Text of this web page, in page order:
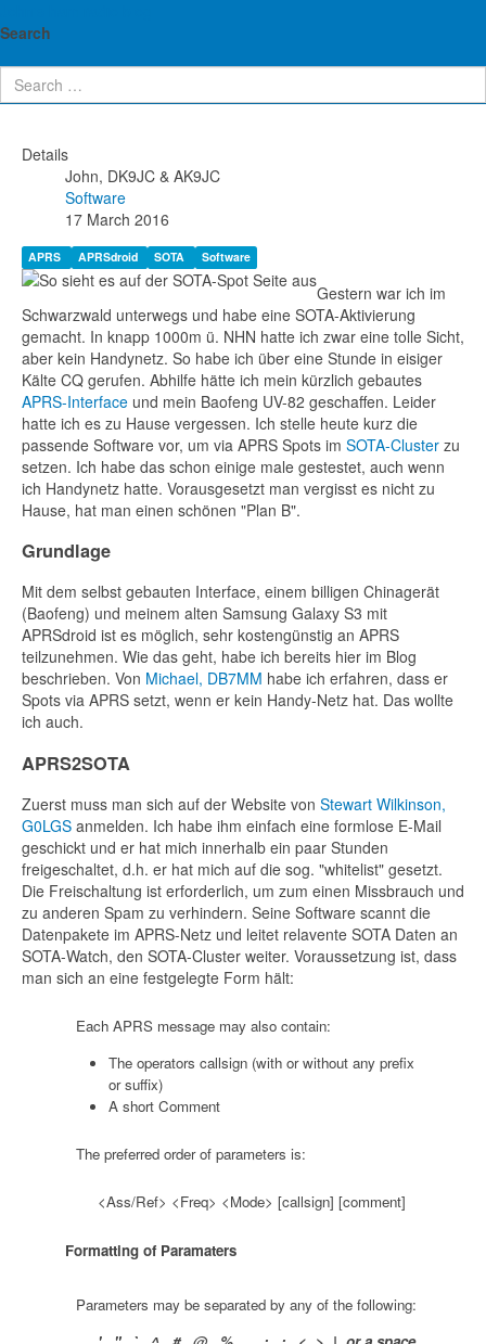
Search
APRS2SOTA: Spots im
Cluster via APRS
Details
John, DK9JC & AK9JC
Software
17 March 2016
APRS APRSdroid SOTA Software
Gestern war ich im
Schwarzwald unterwegs und habe eine SOTA-Aktivierung
gemacht. In knapp 1000m ü. NHN hatte ich zwar eine tolle Sicht,
aber kein Handynetz. So habe ich über eine Stunde in eisiger
Kälte CQ gerufen. Abhilfe hätte ich mein kürzlich gebautes
APRS-Interface und mein Baofeng UV-82 geschaffen. Leider
hatte ich es zu Hause vergessen. Ich stelle heute kurz die
passende Software vor, um via APRS Spots im SOTA-Cluster zu
setzen. Ich habe das schon einige male gestestet, auch wenn
ich Handynetz hatte. Vorausgesetzt man vergisst es nicht zu
Hause, hat man einen schönen "Plan B".
Grundlage
Mit dem selbst gebauten Interface, einem billigen Chinagerät
(Baofeng) und meinem alten Samsung Galaxy S3 mit
APRSdroid ist es möglich, sehr kostengünstig an APRS
teilzunehmen. Wie das geht, habe ich bereits hier im Blog
beschrieben. Von Michael, DB7MM habe ich erfahren, dass er
Spots via APRS setzt, wenn er kein Handy-Netz hat. Das wollte
ich auch.
APRS2SOTA
Zuerst muss man sich auf der Website von Stewart Wilkinson,
G0LGS anmelden. Ich habe ihm einfach eine formlose E-Mail
geschickt und er hat mich innerhalb ein paar Stunden
freigeschaltet, d.h. er hat mich auf die sog. "whitelist" gesetzt.
Die Freischaltung ist erforderlich, um zum einen Missbrauch und
zu anderen Spam zu verhindern. Seine Software scannt die
Datenpakete im APRS-Netz und leitet relavente SOTA Daten an
SOTA-Watch, den SOTA-Cluster weiter. Voraussetzung ist, dass
man sich an eine festgelegte Form hält:
Each APRS message may also contain:
The operators callsign (with or without any prefix
or suffix)
A short Comment
The preferred order of parameters is:
<Ass/Ref> <Freq> <Mode> [callsign] [comment]
Formatting of Paramaters
Parameters may be separated by any of the following: